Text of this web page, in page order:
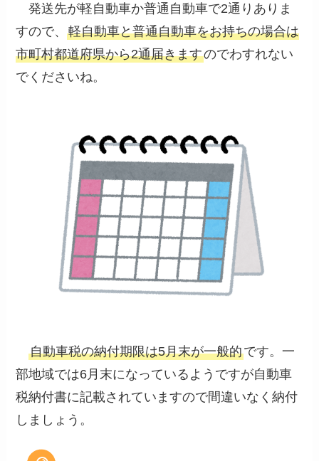
発送先が軽自動車か普通自動車で2通りありま
すので、軽自動車と普通自動車をお持ちの場合は
市町村都道府県から2通届きますのでわすれない
でくださいね。
自動車税の納付期限は5月末が一般的です。一
部地域では6月末になっているようですが自動車
税納付書に記載されていますので間違いなく納付
しましょう。